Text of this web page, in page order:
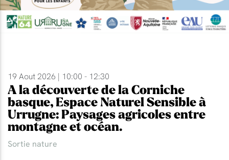
19 Aout 2026 | 10:00 - 12:30
A la découverte de la Corniche
basque, Espace Naturel Sensible à
Urrugne: Paysages agricoles entre
montagne et océan.
Sortie nature